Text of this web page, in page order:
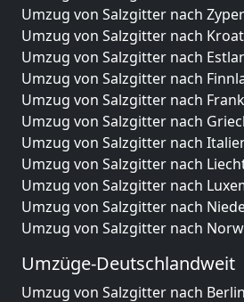
Umzug von Salzgitter nach
Umzug von Salzgitter nach
Umzug von Salzgitter nach
Umzug von Salzgitter nach
Umzug von Salzgitter nach
Umzug von Salzgitter nach
Umzug von Salzgitter nach
Umzug von Salzgitter nach
Umzug von Salzgitter nach
Umzug von Salzgitter nach
Umzug von Salzgitter nach
Umzüge-Deutschlandweit
Umzug von Salzgitter nach Berlin